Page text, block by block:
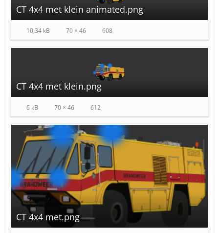
CT 4x4 met klein animated.png
10,34 kB 70 × 46 608
CT 4x4 met klein.png
6 kB 70 × 46 612
CT 4x4 met.png